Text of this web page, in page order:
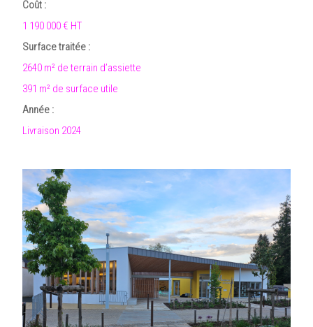
Coût :
1 190 000 € HT
Surface traitée :
2640 m² de terrain d’assiette
391 m² de surface utile
Année :
Livraison 2024